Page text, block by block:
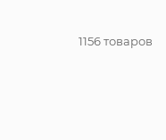
1156 товаров